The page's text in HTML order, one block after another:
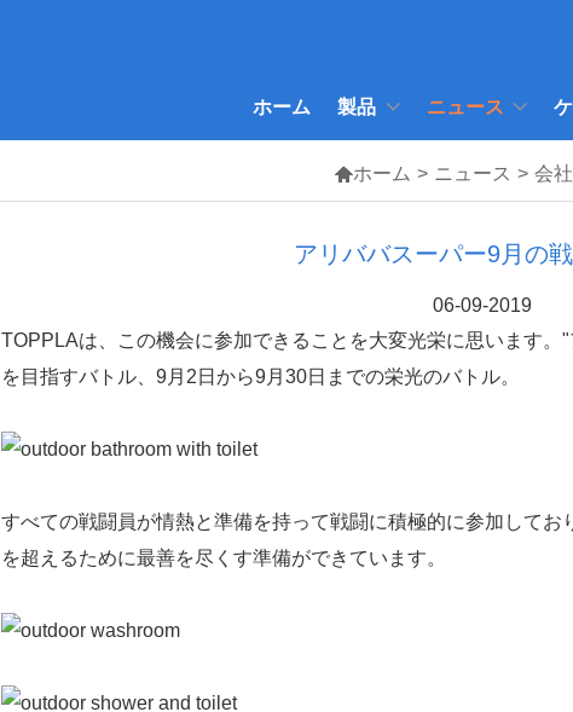
ホーム 製品 ニュース
ホーム > ニュース > 会
アリババスーパー9月の
06-09-2019
TOPPLAは、この機会に参加できることを大変光栄に思います
を目指すバトル、9月2日から9月30日までの栄光のバトル。
すべての戦闘員が情熱と準備を持って戦闘に積極的に参加して
を超えるために最善を尽くす準備ができています。